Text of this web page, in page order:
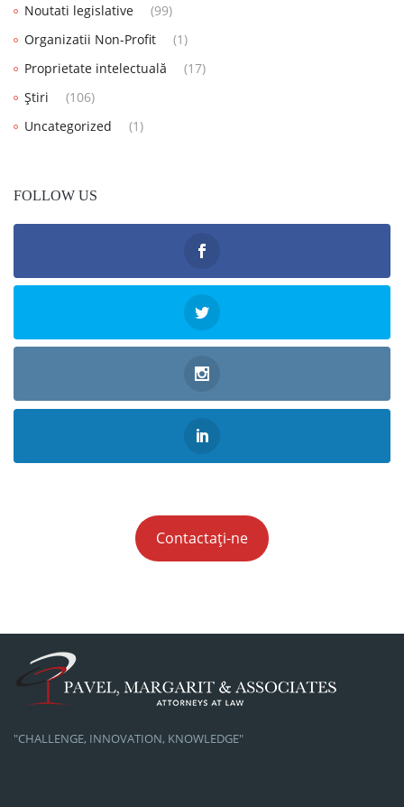
Noutati legislative
(99)
Organizatii Non-Profit
(1)
Proprietate intelectuală
(17)
Știri
(106)
Uncategorized
(1)
FOLLOW US
Contactați-ne
"CHALLENGE, INNOVATION, KNOWLEDGE"